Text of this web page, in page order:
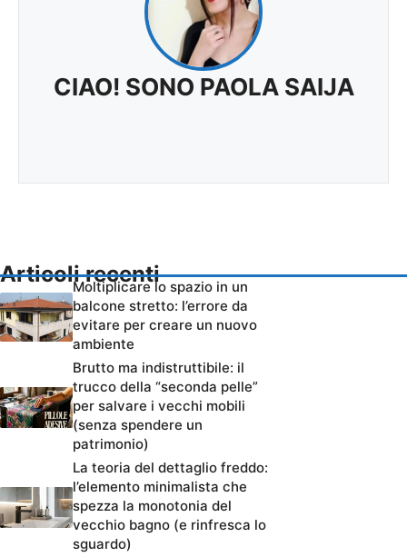
CIAO! SONO PAOLA SAIJA
Articoli recenti
Moltiplicare lo spazio in un
balcone stretto: l’errore da
evitare per creare un nuovo
ambiente
Brutto ma indistruttibile: il
trucco della “seconda pelle”
per salvare i vecchi mobili
(senza spendere un
patrimonio)
La teoria del dettaglio freddo:
l’elemento minimalista che
spezza la monotonia del
vecchio bagno (e rinfresca lo
sguardo)